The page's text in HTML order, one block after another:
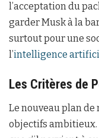
l’acceptation du
garder Musk à la
surtout pour une
l’intelligence
Les Critères de
Le nouveau plan
objectifs ambitieux.